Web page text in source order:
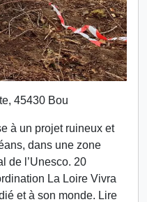
45430 Bou
à un projet ruineux et
dans une zone
de l’Unesco. 20
La Loire Vivra
et à son monde. Lire